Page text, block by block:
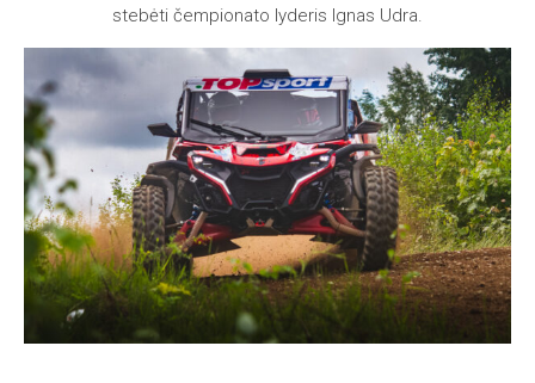
stebėti čempionato lyderis Ignas Udra.